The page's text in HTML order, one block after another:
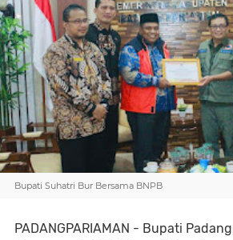
Bupati Suhatri Bur Bersama BNPB
PADANGPARIAMAN - Bupati